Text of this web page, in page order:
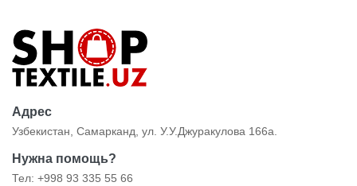
Адрес
Узбекистан, Самарканд, ул. У.У.Джуракулова 166а.
Нужна помощь?
Тел: +998 93 335 55 66